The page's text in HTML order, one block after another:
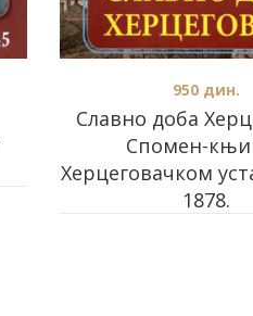
Славно доба
Спомен-
Херцеговачком
1878.
950 дин.